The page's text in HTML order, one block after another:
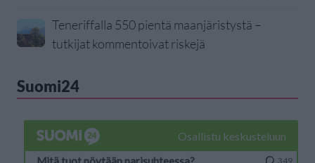
Teneriffalla 550 pientä maanjäristystä –
tutkijat kommentoivat riskejä
Suomi24